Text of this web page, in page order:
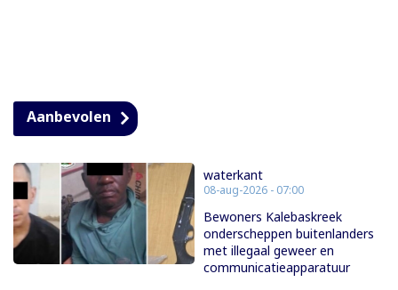
Aanbevolen
waterkant
08-aug-2026 - 07:00
Bewoners Kalebaskreek
onderscheppen buitenlanders
met illegaal geweer en
communicatieapparatuur